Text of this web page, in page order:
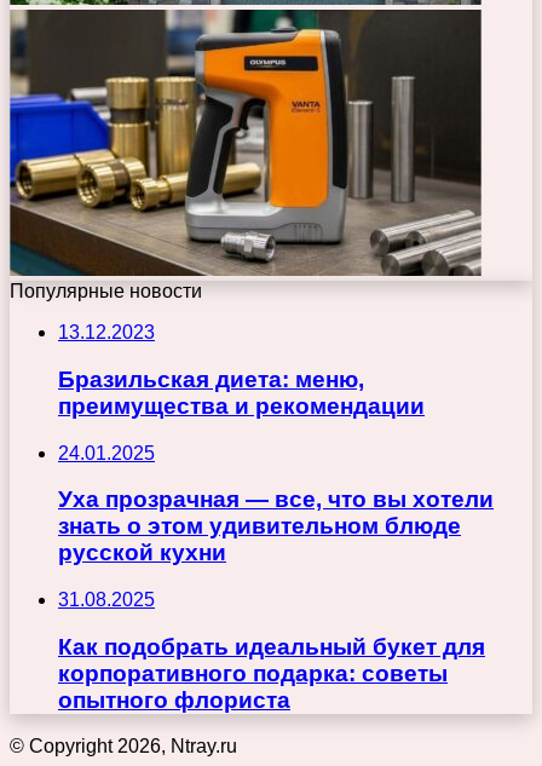
Популярные новости
13.12.2023
Бразильская диета: меню,
преимущества и рекомендации
24.01.2025
Уха прозрачная — все, что вы хотели
знать о этом удивительном блюде
русской кухни
31.08.2025
Как подобрать идеальный букет для
корпоративного подарка: советы
опытного флориста
© Copyright 2026, Ntray.ru